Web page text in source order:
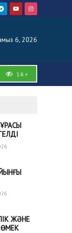
6, 2026
16+
ЖӘНЕ